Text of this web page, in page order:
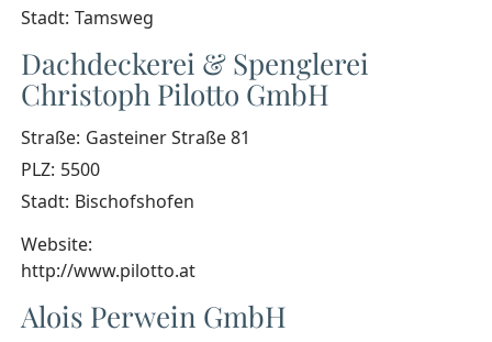
Stadt: Tamsweg
Dachdeckerei & Spenglerei
Christoph Pilotto GmbH
Straße: Gasteiner Straße 81
PLZ: 5500
Stadt: Bischofshofen
Website:
http://www.pilotto.at
Alois Perwein GmbH